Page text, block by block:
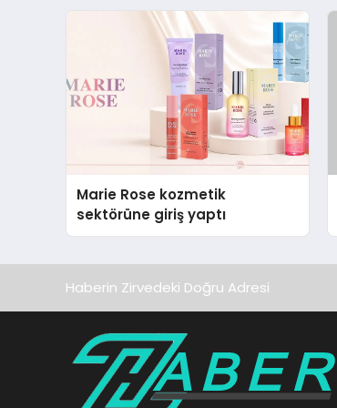
Hedef Kitleye Ulaşma
Marie Rose kozmetik
sektörüne giriş yaptı
Haberin Zirvedeki Doğru Adresi